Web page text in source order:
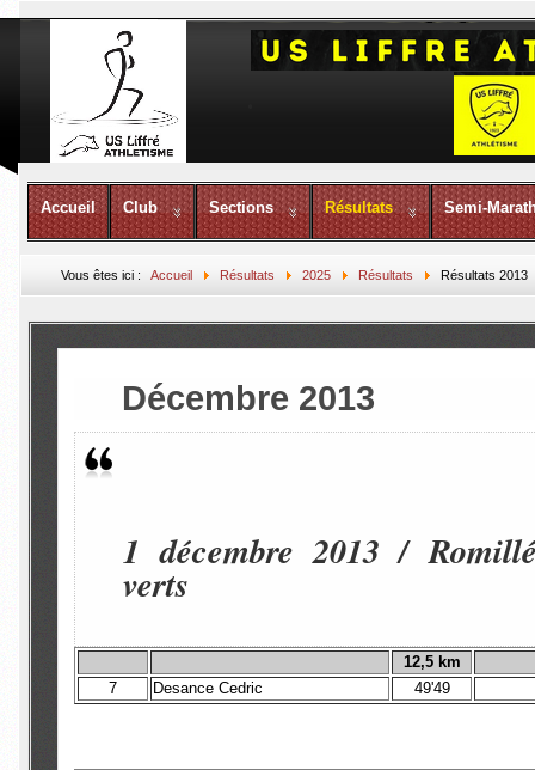
Accueil Club Sections Résultats Semi-
Vous êtes ici :Accueil Résultats 2025 Résultats Résultats 2013
Décembre 2013
1 décembre 2013 /
verts
12,5 km
7
Desance Cedric 49'49